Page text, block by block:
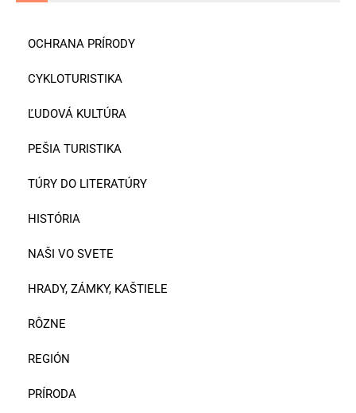
OCHRANA PRÍRODY
CYKLOTURISTIKA
ĽUDOVÁ KULTÚRA
PEŠIA TURISTIKA
TÚRY DO LITERATÚRY
HISTÓRIA
NAŠI VO SVETE
HRADY, ZÁMKY, KAŠTIELE
RÔZNE
REGIÓN
PRÍRODA